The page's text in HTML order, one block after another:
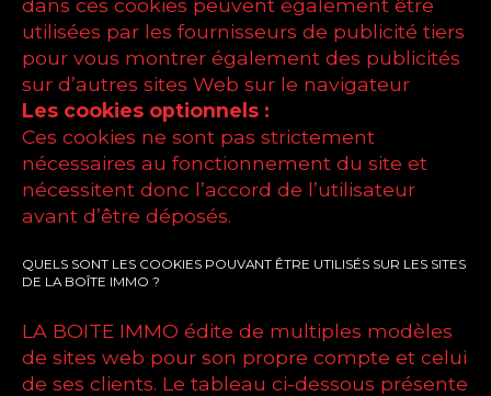
dans ces cookies peuvent également être
utilisées par les fournisseurs de publicité tiers
pour vous montrer également des publicités
sur d’autres sites Web sur le navigateur
Les cookies optionnels :
Ces cookies ne sont pas strictement
nécessaires au fonctionnement du site et
nécessitent donc l’accord de l’utilisateur
avant d’être déposés.
QUELS SONT LES COOKIES POUVANT ÊTRE UTILISÉS SUR LES SITES
DE LA BOÎTE IMMO ?
LA BOITE IMMO édite de multiples modèles
de sites web pour son propre compte et celui
de ses clients. Le tableau ci-dessous présente